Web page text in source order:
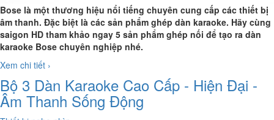
Bose là một thương hiệu nổi tiếng chuyên cung cấp các thiết bị
âm thanh. Đặc biệt là các sản phẩm ghép dàn karaoke. Hãy cùng
saigon HD tham khảo ngay 5 sản phẩm ghép nối để tạo ra dàn
karaoke Bose chuyên nghiệp nhé.
Xem chi tiết ›
Bộ 3 Dàn Karaoke Cao Cấp - Hiện Đại -
Âm Thanh Sống Động